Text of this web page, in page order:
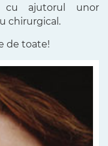
cu ajutorul unor
chirurgical.
de toate!
PRICOP
VLASE